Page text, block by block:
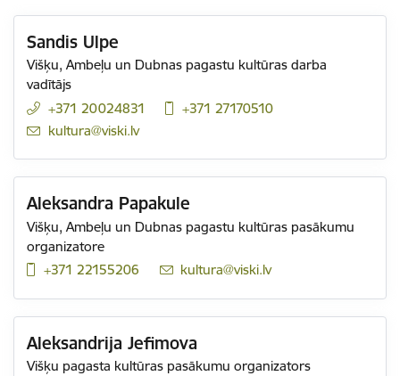
Sandis Ulpe
Višķu, Ambeļu un Dubnas pagastu kultūras darba
vadītājs
+371 20024831
+371 27170510
E-pasts:
kultura@viski.lv
Aleksandra Papakule
Višķu, Ambeļu un Dubnas pagastu kultūras pasākumu
organizatore
+371 22155206
E-pasts:
kultura@viski.lv
Aleksandrija Jefimova
Višķu pagasta kultūras pasākumu organizators